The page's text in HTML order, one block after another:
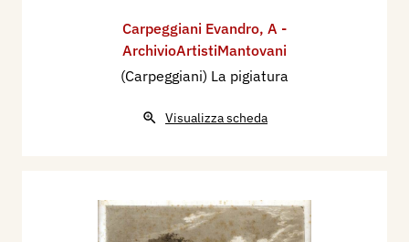
Carpeggiani Evandro, A -
ArchivioArtistiMantovani
(Carpeggiani) La pigiatura
Visualizza scheda